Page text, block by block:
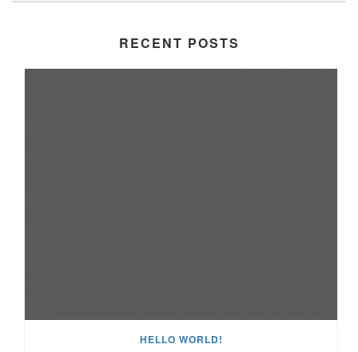
RECENT POSTS
HELLO WORLD!